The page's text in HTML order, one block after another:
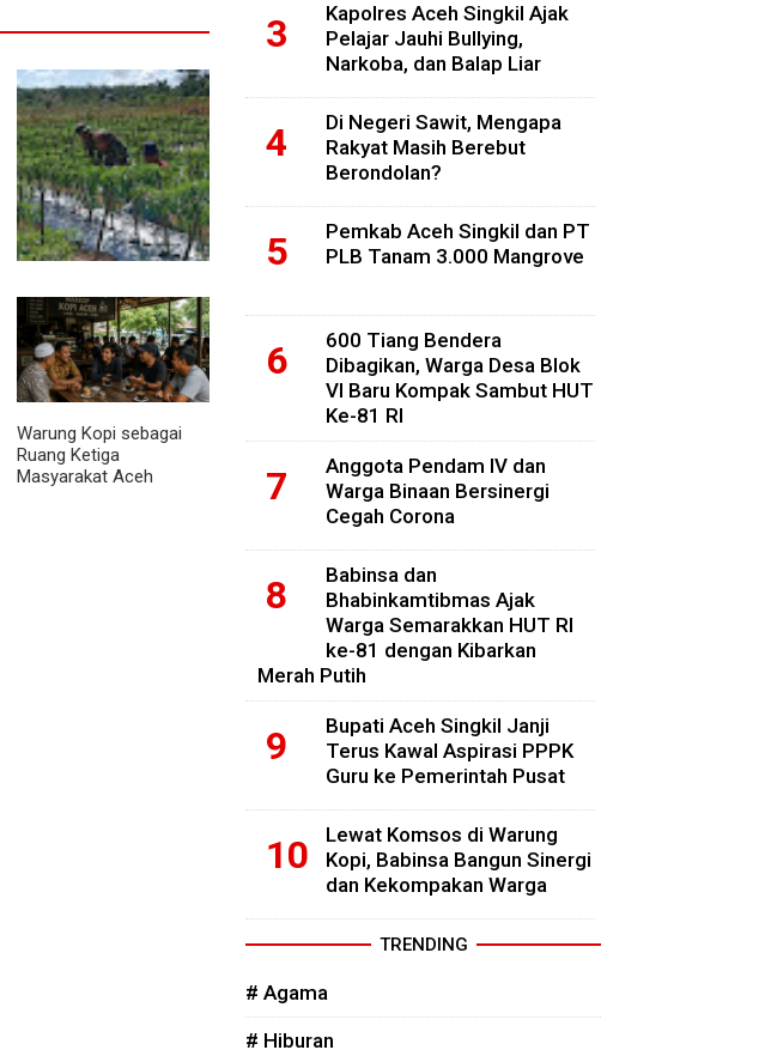
Pendampingan Babinsa
Dorong Petani
Tingkatkan Hasil
Tanaman Cabai
Warung Kopi sebagai
Ruang Ketiga
Masyarakat Aceh
Kapolres Aceh Singkil Ajak
Pelajar Jauhi Bullying,
Narkoba, dan Balap Liar
Di Negeri Sawit, Mengapa
Rakyat Masih Berebut
Berondolan?
Pemkab Aceh Singkil dan PT
PLB Tanam 3.000 Mangrove
600 Tiang Bendera
Dibagikan, Warga Desa Blok
VI Baru Kompak Sambut HUT
Ke-81 RI
Anggota Pendam IV dan
Warga Binaan Bersinergi
Cegah Corona
Babinsa dan
Bhabinkamtibmas Ajak
Warga Semarakkan HUT RI
ke-81 dengan Kibarkan
Merah Putih
Bupati Aceh Singkil Janji
Terus Kawal Aspirasi PPPK
Guru ke Pemerintah Pusat
Lewat Komsos di Warung
Kopi, Babinsa Bangun Sinergi
dan Kekompakan Warga
TRENDING
# Agama
# Hiburan